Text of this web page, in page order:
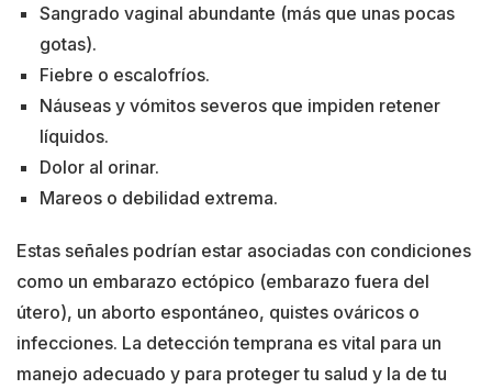
Sangrado vaginal abundante (más que unas pocas
gotas).
Fiebre o escalofríos.
Náuseas y vómitos severos que impiden retener
líquidos.
Dolor al orinar.
Mareos o debilidad extrema.
Estas señales podrían estar asociadas con condiciones
como un embarazo ectópico (embarazo fuera del
útero), un aborto espontáneo, quistes ováricos o
infecciones. La detección temprana es vital para un
manejo adecuado y para proteger tu salud y la de tu